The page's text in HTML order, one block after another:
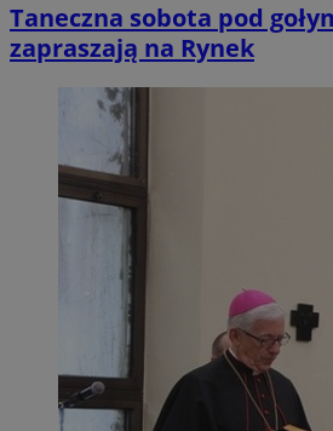
Taneczna sobota pod
zapraszają na Rynek